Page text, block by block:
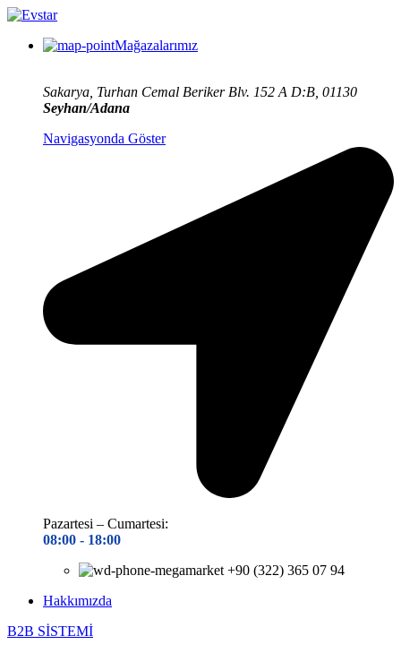
Mağazalarımız
Sakarya, Turhan Cemal Beriker Blv. 152 A D:B, 01130
Seyhan/Adana
Navigasyonda Göster
Pazartesi – Cumartesi:
08:00 - 18:00
+90 (322) 365 07 94
Hakkımızda
B2B SİSTEMİ